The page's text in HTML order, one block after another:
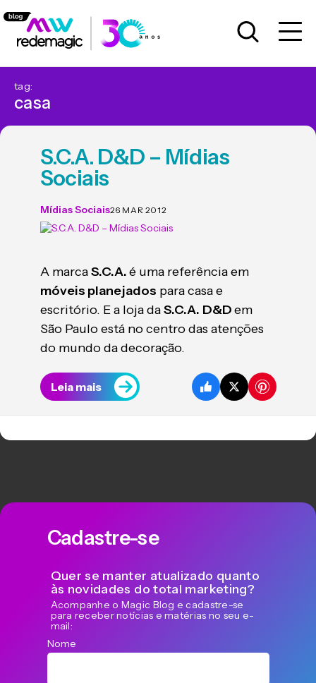
tag:
casa
S.C.A. D&D – Mídias
Sociais
Mídias Sociais26 MAR 2012
A marcaS.C.A.é uma referência em
móveis planejados para casa e
escritório. E a loja daS.C.A. D&Dem
São Paulo está no centro das atenções
do mundo da decoração.
Leia mais
Cadastre-se
Quer se manter atualizado quanto
às novidades do total marketing?
Acompanhe o Magic Blog e cadastre-se
para receber notícias e matérias no seu e-
mail:
Nome